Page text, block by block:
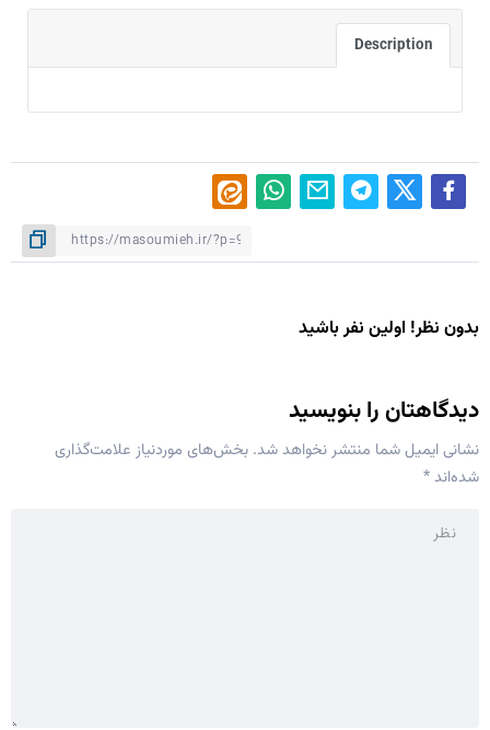
Description
بدون نظر! اولین نفر باشید
دیدگاهتان را بنویسید
نشانی ایمیل شما منتشر نخواهد شد. بخش‌های موردنیاز علامت‌گذاری
شده‌اند*